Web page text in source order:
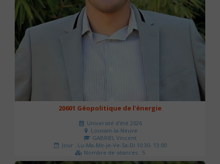
20601 Géopolitique de l'énergie
Université d'été 2026
Louvain-la-Neuve
GABRIEL Vincent
Jour : Lu-Ma-Me-Je-Ve-Sa-Di 10:30- 13:00
Nombre de séances : 5
120 €